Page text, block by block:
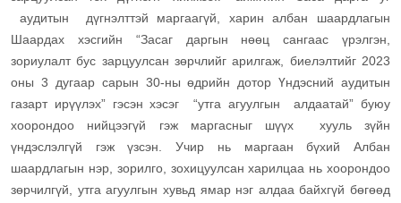
аудитын дүгнэлттэй маргаагүй, харин албан шаардлагын
Шаардах хэсгийн “Засаг даргын нөөц сангаас үрэлгэн,
зориулалт бус зарцуулсан зөрчлийг арилгаж, биелэлтийг 2023
оны 3 дугаар сарын 30-ны өдрийн дотор Үндэсний аудитын
газарт ирүүлэх” гэсэн хэсэг “утга агуулгын алдаатай” буюу
хоорондоо нийцээгүй гэж маргасныг шүүх хууль зүйн
үндэслэлгүй гэж үзсэн.Учир нь маргаан бүхий Албан
шаардлагын нэр, зорилго, зохицуулсан харилцаа нь хоорондоо
зөрчилгүй, утга агуулгын хувьд ямар нэг алдаа байхгүй бөгөөд